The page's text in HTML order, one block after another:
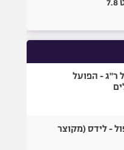
ר"ג - הפועל
- לידס (מקוצר